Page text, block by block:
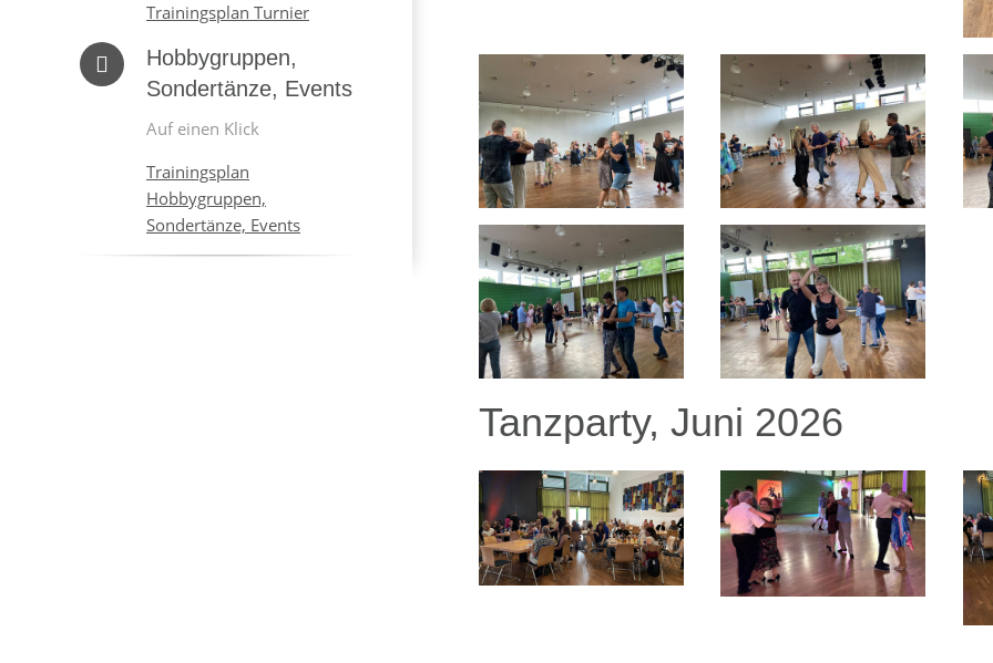
Trainingsplan Turnier
Hobbygruppen,
Sondertänze, Events
Auf einen Klick
Trainingsplan
Hobbygruppen,
Sondertänze, Events
Tanzparty, Juni 2026